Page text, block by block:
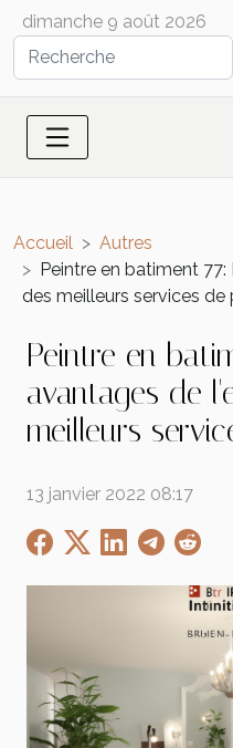
dimanche 9 août 2026
Accueil
Autres
Peintre en batiment
des meilleurs services de
Peintre en
avantages de
meilleurs
13 janvier 2022 08:17